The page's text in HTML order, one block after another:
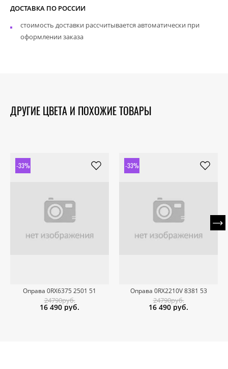
ДОСТАВКА ПО РОССИИ
стоимость доставки рассчитывается автоматически при
оформлении заказа
ДРУГИЕ ЦВЕТА И ПОХОЖИЕ ТОВАРЫ
-33%
Оправа 0RX6375 2501 51
24790руб.
16 490 руб.
-33%
Оправа 0RX2210V 8381 53
24790руб.
16 490 руб.